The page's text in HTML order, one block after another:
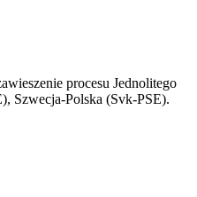
procesu Jednolitego
Szwecja-Polska (Svk-PSE).